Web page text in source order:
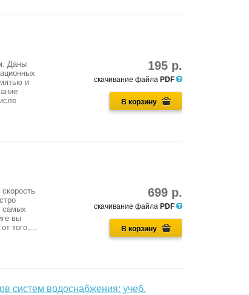
195 р.
скачивание файла PDF
В корзину
Даны
и
699 р.
скачивание файла PDF
В корзину
самых
вы
того,...
систем водоснабжения: учеб.